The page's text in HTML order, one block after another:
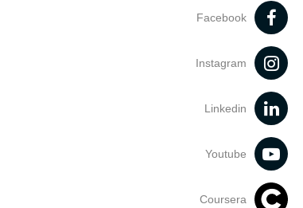
Facebook
Instagram
Linkedin
Youtube
Coursera